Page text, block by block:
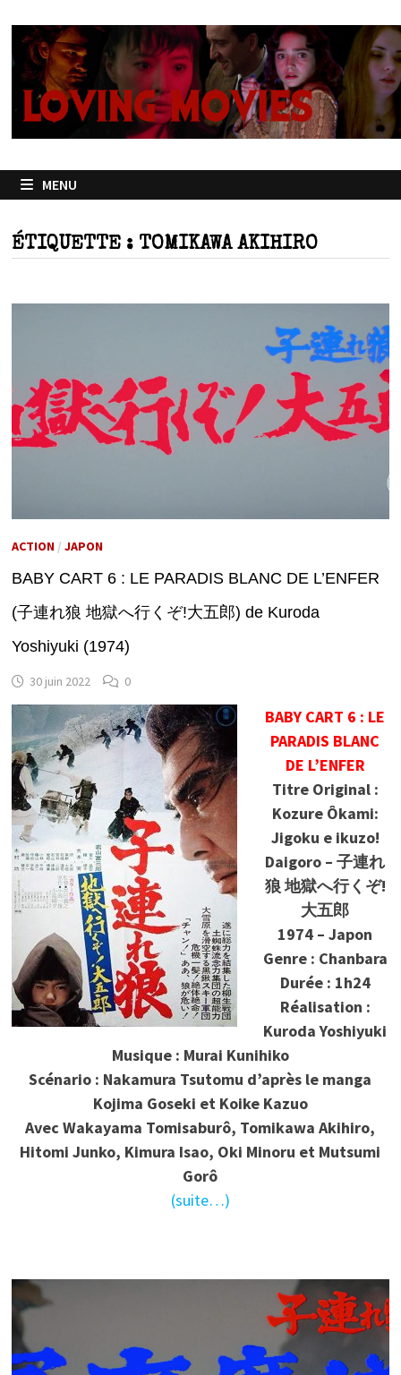
contenu
MENU
ÉTIQUETTE : TOMIKAWA AKIHIRO
ACTION/ JAPON
BABY CART 6 : LE PARADIS BLANC DE L’ENFER
(子連れ狼 地獄へ行くぞ!大五郎) de Kuroda
Yoshiyuki (1974)
30 juin 2022 0
BABY CART 6 : LE
PARADIS BLANC
DE L’ENFER
Titre Original :
Kozure Ôkami:
Jigoku e ikuzo!
Daigoro – 子連れ
狼 地獄へ行くぞ!
大五郎
1974 – Japon
Genre : Chanbara
Durée : 1h24
Réalisation :
Kuroda Yoshiyuki
Musique : Murai Kunihiko
Scénario : Nakamura Tsutomu d’après le manga
Kojima Goseki et Koike Kazuo
Avec Wakayama Tomisaburô, Tomikawa Akihiro,
Hitomi Junko, Kimura Isao, Oki Minoru et Mutsumi
Gorô
(suite…)